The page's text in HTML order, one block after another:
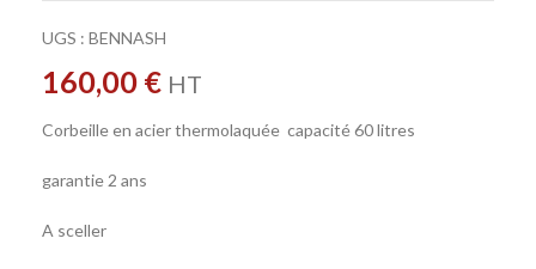
UGS : BENNASH
160,00 € HT
Corbeille en acier thermolaquée capacité 60 litres
garantie 2 ans
A sceller